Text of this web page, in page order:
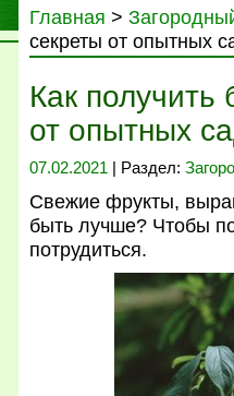
Главная >
секреты от опытных
Как получить
от опытных
07.02.2021 | Раздел:
Свежие фрукты,
быть лучше? Чтобы
потрудиться.